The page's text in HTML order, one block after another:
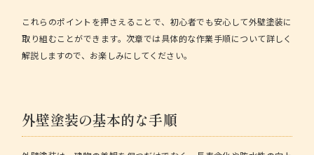
これらのポイントを押さえることで、初心者でも安心して外壁塗装に
取り組むことができます。次章では具体的な作業手順について詳しく
解説しますので、お楽しみにしてください。
外壁塗装の基本的な手順